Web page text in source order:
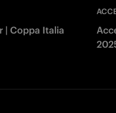
| Coppa Italia